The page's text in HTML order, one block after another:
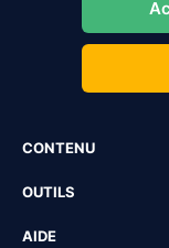
CONTENU
OUTILS
AIDE